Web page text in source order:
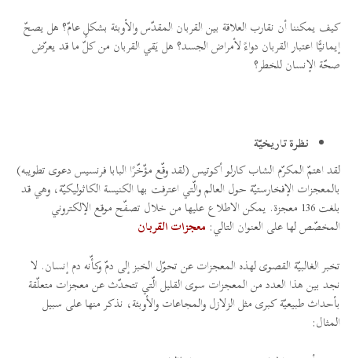
كيف يمكننا أن نقارب العلاقة بين القربان المقدّس والأوبئة بشكلٍ عامّ؟ هل يصحّ
إيمانيًّا اعتبار القربان دواءً لأمراض الجسد؟ هل يَقي القربان من كلّ ما قد يعرّض
صحّة الإنسان للخطر؟
نظرة تاريخيّة
لقد اهتمّ المكرّم الشاب كارلو أكوتيس (لقد وقّع مؤّخّرًا البابا فرنسيس دعوى تطويبه)
بالمعجزات الإفخارستيّة حول العالم والّتي اعترفت بها الكنيسة الكاثوليكيّة، وهي قد
بلغت 136 معجزة. يمكن الاطلاع عليها من خلال تصفّح موقع الإلكتروني
المخصّص لها على العنوان التالي: معجزات القربان
تخبر الغالبيّة القصوى لهذه المعجزات عن تحوّل الخبز إلى دمّ وكأّنه دم إنسان. لا
نجد بين هذا العدد من المعجزات سوى القليل الّتي تتحدّث عن معجزات متعلّقة
بأحداث طبيعيّة كبرى مثل الزلازل والمجاعات والأوبئة، نذكر منها على سبيل
المثال: